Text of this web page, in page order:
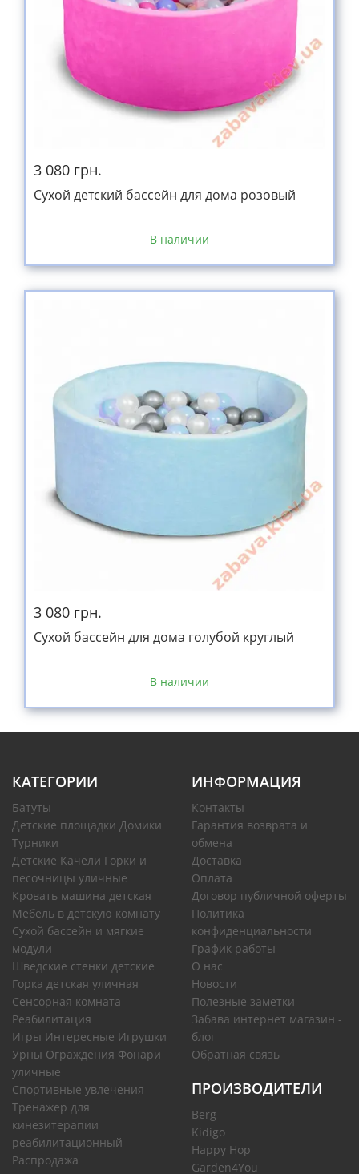
3 080 грн.
Сухой детский бассейн для дома розовый
В наличии
3 080 грн.
Сухой бассейн для дома голубой круглый
В наличии
КАТЕГОРИИ
Батуты
Детские площадки Домики
Турники
Детские Качели Горки и
песочницы уличные
Кровать машина детская
Мебель в детскую комнату
Сухой бассейн и мягкие
модули
Шведские стенки детские
Горка детская уличная
Сенсорная комната
Реабилитация
Игры Интересные Игрушки
Урны Ограждения Фонари
уличные
Спортивные увлечения
Тренажер для
кинезитерапии
реабилитационный
Распродажа
ИНФОРМАЦИЯ
Контакты
Гарантия возврата и
обмена
Доставка
Оплата
Договор публичной оферты
Политика
конфиденциальности
График работы
О нас
Новости
Полезные заметки
Забава интернет магазин -
блог
Обратная связь
ПРОИЗВОДИТЕЛИ
Berg
Kidigo
Happy Hop
Garden4You